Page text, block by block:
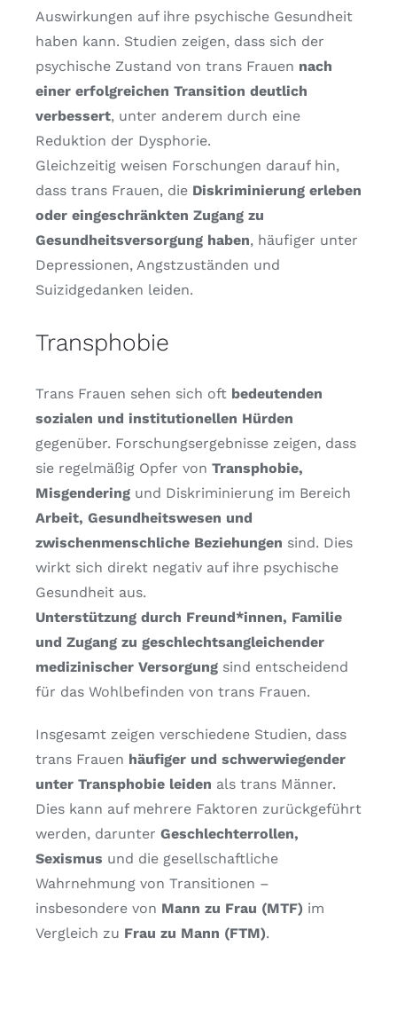
Auswirkungen auf ihre psychische Gesundheit
haben kann. Studien zeigen, dass sich der
psychische Zustand von trans Frauen nach
einer erfolgreichen Transition deutlich
verbessert, unter anderem durch eine
Reduktion der Dysphorie.
Gleichzeitig weisen Forschungen darauf hin,
dass trans Frauen, die Diskriminierung erleben
oder eingeschränkten Zugang zu
Gesundheitsversorgung haben, häufiger unter
Depressionen, Angstzuständen und
Suizidgedanken leiden.
Transphobie
Trans Frauen sehen sich oft bedeutenden
sozialen und institutionellen Hürden
gegenüber. Forschungsergebnisse zeigen, dass
sie regelmäßig Opfer von Transphobie,
Misgenderingund Diskriminierung im Bereich
Arbeit, Gesundheitswesen und
zwischenmenschliche Beziehungen sind. Dies
wirkt sich direkt negativ auf ihre psychische
Gesundheit aus.
Unterstützung durch Freund*innen, Familie
und Zugang zu geschlechtsangleichender
medizinischer Versorgungsind entscheidend
für das Wohlbefinden von trans Frauen.
Insgesamt zeigen verschiedene Studien, dass
trans Frauen häufiger und schwerwiegender
unter Transphobie leiden als trans Männer.
Dies kann auf mehrere Faktoren zurückgeführt
werden, darunter Geschlechterrollen,
Sexismus und die gesellschaftliche
Wahrnehmung von Transitionen –
insbesondere von Mann zu Frau (MTF)im
Vergleich zu Frau zu Mann (FTM).